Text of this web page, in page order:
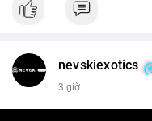
nevskiexotics
3 giờ